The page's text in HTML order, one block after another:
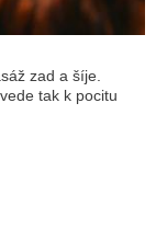
zad a šíje.
tak k pocitu